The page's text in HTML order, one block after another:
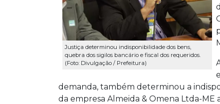
Justiça determinou indisponibilidade dos bens,
quebra dos sigilos bancário e fiscal dos requeridos.
(Foto: Divulgação / Prefeitura)
demanda, também determinou a
da empresa Almeida & Omena Ltda-